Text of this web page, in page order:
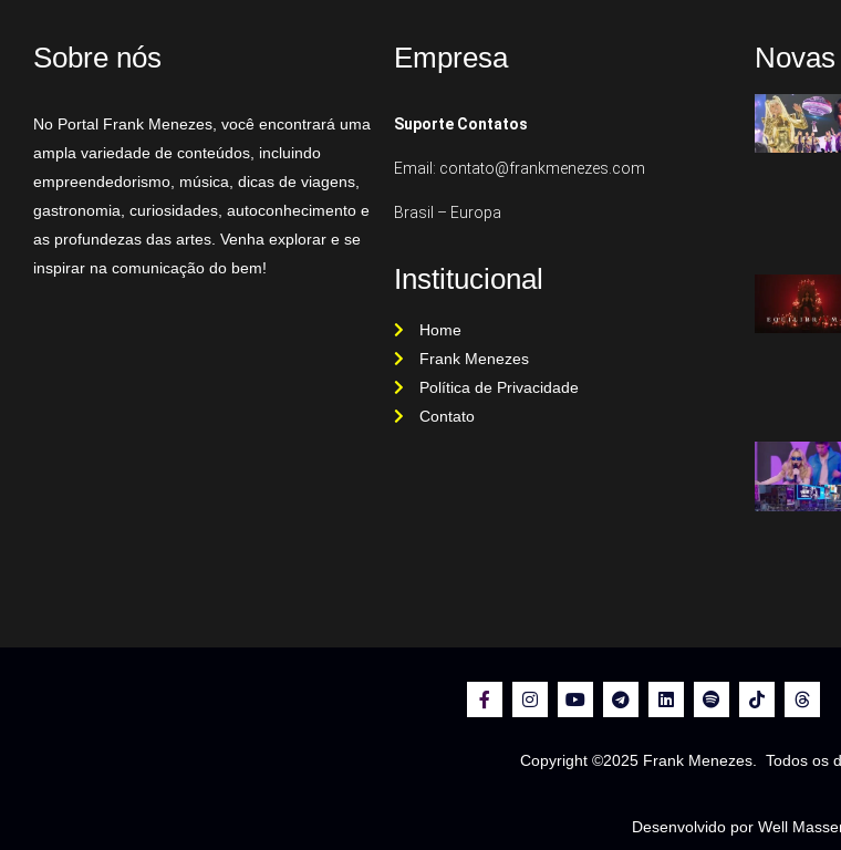
Sobre nós
No Portal Frank Menezes, você encontrará uma
ampla variedade de conteúdos, incluindo
empreendedorismo, música, dicas de viagens,
gastronomia, curiosidades, autoconhecimento e
as profundezas das artes. Venha explorar e se
inspirar na comunicação do bem!
Empresa
Suporte Contatos
Email: contato@frankmenezes.com
Brasil – Europa
Institucional
Home
Frank Menezes
Política de Privacidade
Contato
Copyright ©2025 Frank Menezes. Todos os
Desenvolvido por Well